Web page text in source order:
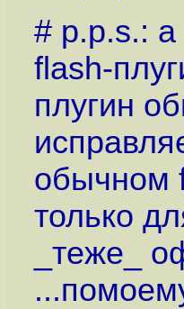
# p.p.s.:
flash-
плугин
обычном
только
_теже_